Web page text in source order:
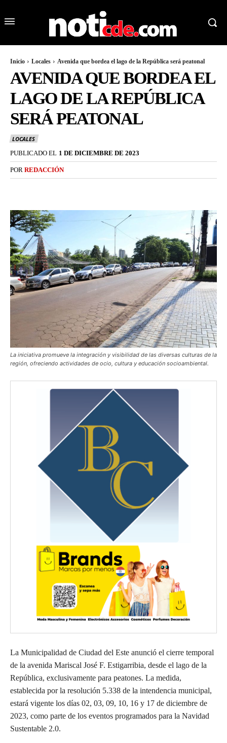
Inicio Locales Avenida que bordea el lago de la República será peatonal
AVENIDA QUE BORDEA EL
LAGO DE LA REPÚBLICA
SERÁ PEATONAL
LOCALES
PUBLICADO EL 1 DE DICIEMBRE DE 2023
POR REDACCIÓN
La iniciativa promueve la integración y visibilidad de las diversas culturas de la
región, ofreciendo actividades de ocio, cultura y educación socioambiental.
La Municipalidad de Ciudad del Este anunció el cierre temporal
de la avenida Mariscal José F. Estigarribia, desde el lago de la
República, exclusivamente para peatones. La medida,
establecida por la resolución 5.338 de la intendencia municipal,
estará vigente los días 02, 03, 09, 10, 16 y 17 de diciembre de
2023, como parte de los eventos programados para la Navidad
Sustentable 2.0.